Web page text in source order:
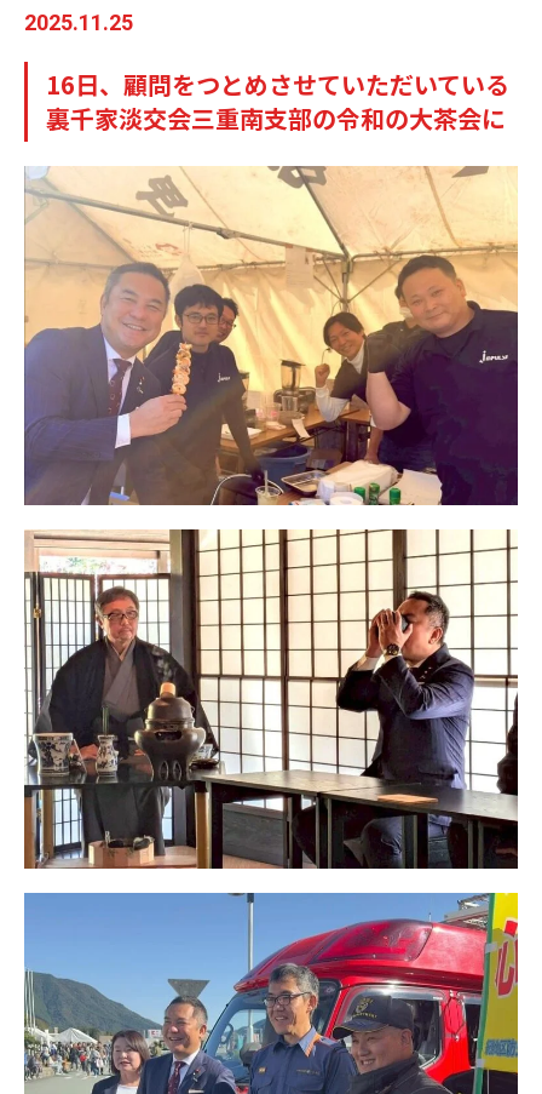
2025.11.25
16日、顧問をつとめさせていただいている
裏千家淡交会三重南支部の令和の大茶会に